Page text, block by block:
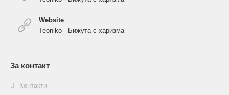
Website
Teoniko - Бижута с харизма
За контакт
Контакти